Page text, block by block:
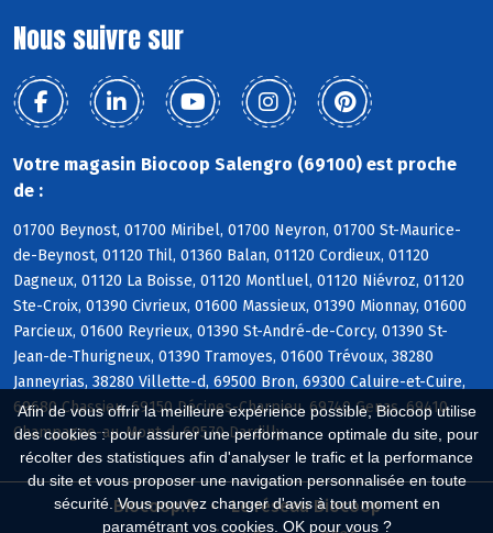
Afin de vous offrir la meilleure expérience possible, Biocoop utilise
des cookies : pour assurer une performance optimale du site, pour
récolter des statistiques afin d'analyser le trafic et la performance
du site et vous proposer une navigation personnalisée en toute
sécurité. Vous pouvez changer d'avis à tout moment en
paramétrant vos cookies. OK pour vous ?
Nous suivre sur
Votre magasin Biocoop Salengro (69100) est proche
de :
01700 Beynost, 01700 Miribel, 01700 Neyron, 01700 St-Maurice-
de-Beynost, 01120 Thil, 01360 Balan, 01120 Cordieux, 01120
Dagneux, 01120 La Boisse, 01120 Montluel, 01120 Niévroz, 01120
Ste-Croix, 01390 Civrieux, 01600 Massieux, 01390 Mionnay, 01600
Parcieux, 01600 Reyrieux, 01390 St-André-de-Corcy, 01390 St-
Jean-de-Thurigneux, 01390 Tramoyes, 01600 Trévoux, 38280
Janneyrias, 38280 Villette-d, 69500 Bron, 69300 Caluire-et-Cuire,
69680 Chassieu, 69150 Décines-Charpieu, 69740 Genas, 69410
Champagne-au-Mont-d, 69570 Dardilly
Biocoop.fr
Le réseau Biocoop